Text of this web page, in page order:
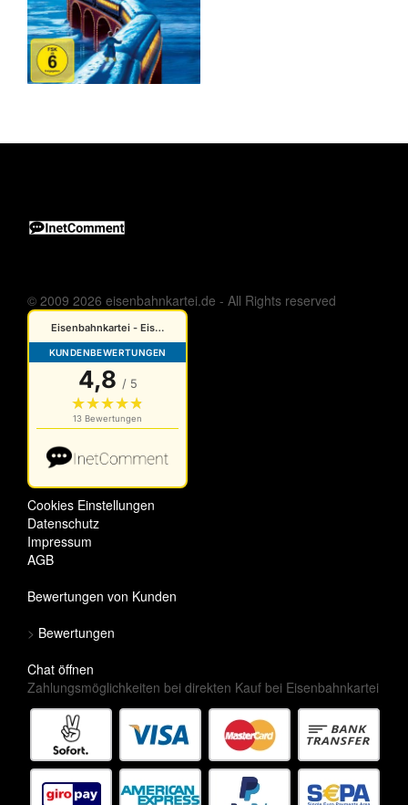
© 2009 2026 eisenbahnkartei.de - All Rights reserved
Cookies Einstellungen
Datenschutz
Impressum
AGB
Bewertungen von Kunden
> Bewertungen
Chat öffnen
Zahlungsmöglichkeiten bei direkten Kauf bei Eisenbahnkartei